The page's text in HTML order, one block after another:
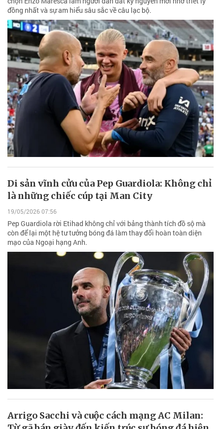
đồng nhất và sự am hiểu sâu sắc về câu lạc bộ.
Di sản vĩnh cửu của Pep Guardiola: Không chỉ
là những chiếc cúp tại Man City
19/05/2026 07:56
Pep Guardiola rời Etihad không chỉ với bảng thành tích đồ sộ mà
còn để lại một hệ tư tưởng bóng đá làm thay đổi hoàn toàn diện
mạo của Ngoại hạng Anh.
Arrigo Sacchi và cuộc cách mạng AC Milan: